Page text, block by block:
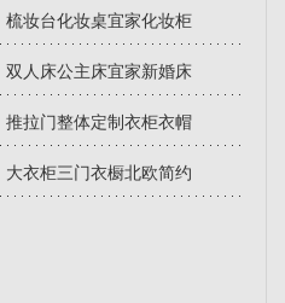
梳妆台化妆桌宜家化妆柜
双人床公主床宜家新婚床
推拉门整体定制衣柜衣帽
大衣柜三门衣橱北欧简约